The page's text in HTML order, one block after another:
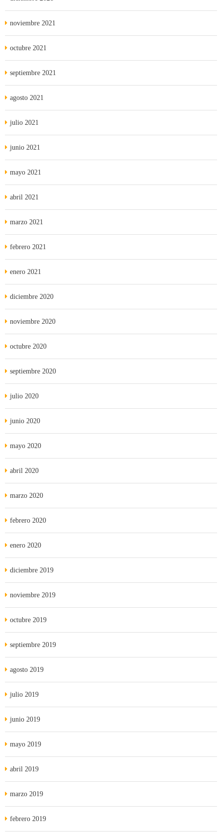
noviembre 2021
octubre 2021
septiembre 2021
agosto 2021
julio 2021
junio 2021
mayo 2021
abril 2021
marzo 2021
febrero 2021
enero 2021
diciembre 2020
noviembre 2020
octubre 2020
septiembre 2020
julio 2020
junio 2020
mayo 2020
abril 2020
marzo 2020
febrero 2020
enero 2020
diciembre 2019
noviembre 2019
octubre 2019
septiembre 2019
agosto 2019
julio 2019
junio 2019
mayo 2019
abril 2019
marzo 2019
febrero 2019